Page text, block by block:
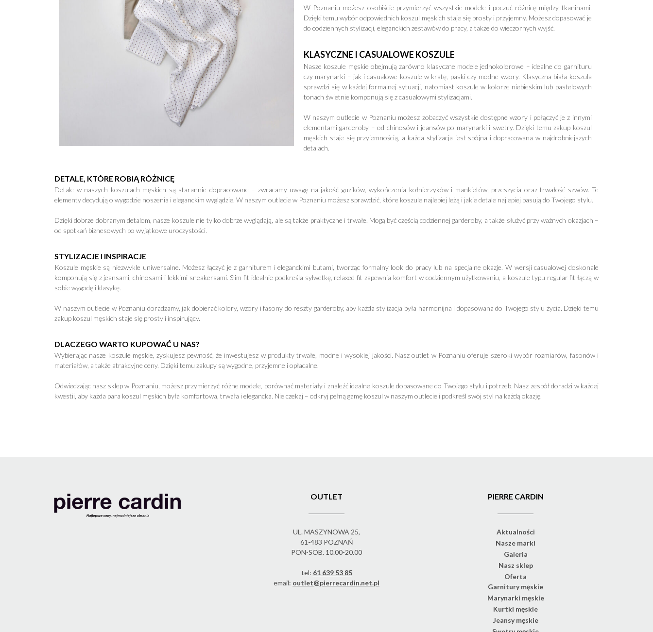
W Poznaniu możesz osobiście przymierzyć wszystkie modele i poczuć różnicę między tkaninami.
Dzięki temu wybór odpowiednich koszul męskich staje się prosty i przyjemny. Możesz dopasować je
do codziennych stylizacji, eleganckich zestawów do pracy, a także do wieczornych wyjść.
KLASYCZNE I CASUALOWE KOSZULE
Nasze koszule męskie obejmują zarówno klasyczne modele jednokolorowe – idealne do garnituru
czy marynarki – jak i casualowe koszule w kratę, paski czy modne wzory. Klasyczna biała koszula
sprawdzi się w każdej formalnej sytuacji, natomiast koszule w kolorze niebieskim lub pastelowych
tonach świetnie komponują się z casualowymi stylizacjami.
W naszym outlecie w Poznaniu możesz zobaczyć wszystkie dostępne wzory i połączyć je z innymi
elementami garderoby – od chinosów i jeansów po marynarki i swetry. Dzięki temu zakup koszul
męskich staje się przyjemnością, a każda stylizacja jest spójna i dopracowana w najdrobniejszych
detalach.
DETALE, KTÓRE ROBIĄ RÓŻNICĘ
Detale w naszych koszulach męskich są starannie dopracowane – zwracamy uwagę na jakość guzików, wykończenia kołnierzyków i mankietów, przeszycia oraz trwałość szwów. Te
elementy decydują o wygodzie noszenia i eleganckim wyglądzie. W naszym outlecie w Poznaniu możesz sprawdzić, które koszule najlepiej leżą i jakie detale najlepiej pasują do Twojego stylu.
Dzięki dobrze dobranym detalom, nasze koszule nie tylko dobrze wyglądają, ale są także praktyczne i trwałe. Mogą być częścią codziennej garderoby, a także służyć przy ważnych okazjach –
od spotkań biznesowych po wyjątkowe uroczystości.
STYLIZACJE I INSPIRACJE
Koszule męskie są niezwykle uniwersalne. Możesz łączyć je z garniturem i eleganckimi butami, tworząc formalny look do pracy lub na specjalne okazje. W wersji casualowej doskonale
komponują się z jeansami, chinosami i lekkimi sneakersami. Slim fit idealnie podkreśla sylwetkę, relaxed fit zapewnia komfort w codziennym użytkowaniu, a koszule typu regular fit łączą w
sobie wygodę i klasykę.
W naszym outlecie w Poznaniu doradzamy, jak dobierać kolory, wzory i fasony do reszty garderoby, aby każda stylizacja była harmonijna i dopasowana do Twojego stylu życia. Dzięki temu
zakup koszul męskich staje się prosty i inspirujący.
DLACZEGO WARTO KUPOWAĆ U NAS?
Wybierając nasze koszule męskie, zyskujesz pewność, że inwestujesz w produkty trwałe, modne i wysokiej jakości. Nasz outlet w Poznaniu oferuje szeroki wybór rozmiarów, fasonów i
materiałów, a także atrakcyjne ceny. Dzięki temu zakupy są wygodne, przyjemne i opłacalne.
Odwiedzając nasz sklep w Poznaniu, możesz przymierzyć różne modele, porównać materiały i znaleźć idealne koszule dopasowane do Twojego stylu i potrzeb. Nasz zespół doradzi w każdej
kwestii, aby każda para koszul męskich była komfortowa, trwała i elegancka. Nie czekaj – odkryj pełną gamę koszul w naszym outlecie i podkreśl swój styl na każdą okazję.
OUTLET
UL. MASZYNOWA 25,
61-483 POZNAŃ
PON-SOB. 10.00-20.00
tel: 61 639 53 85
email: outlet@pierrecardin.net.pl
PIERRE CARDIN
Aktualności
Nasze marki
Galeria
Nasz sklep
Oferta
Garnitury męskie
Marynarki męskie
Kurtki męskie
Jeansy męskie